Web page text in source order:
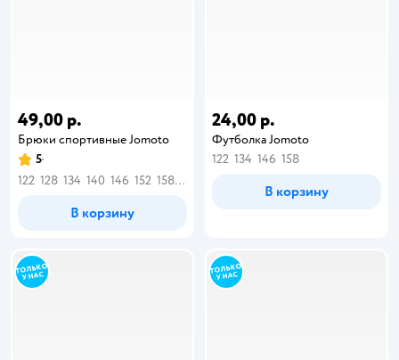
49,00 р.
Брюки спортивные Jomoto
5
122 128 134 140 146 152 158 164
В корзину
24,00 р.
Футболка Jomoto
122 134 146 158
В корзину